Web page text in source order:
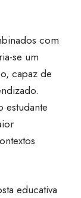
com
se um
capaz de
estudante
educativa